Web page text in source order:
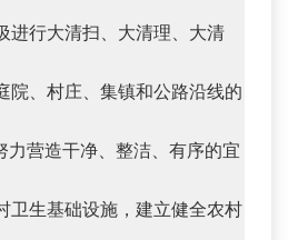
进行大清扫、大清理、大清
院、村庄、集镇和公路沿线的
力营造干净、整洁、有序的宜
卫生基础设施，建立健全农村